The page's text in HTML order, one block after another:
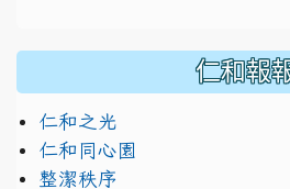
仁和報
仁和之光
仁和同心園
整潔秩序